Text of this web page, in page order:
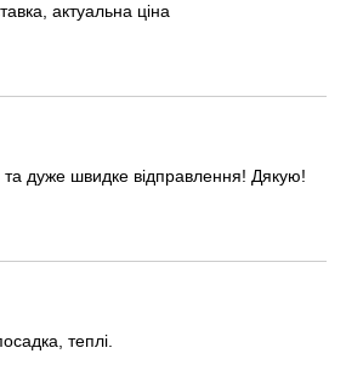
актуальна ціна
та дуже швидке відправлення! Дякую!
теплі.